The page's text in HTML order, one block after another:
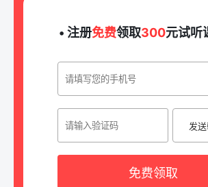
• 注册免费领取300元试听
发
免费领取